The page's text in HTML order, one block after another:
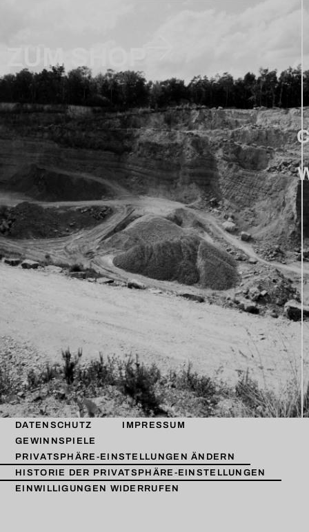
ZUM SHOP
DATENSCHUTZ
IMPRESSUM
GEWINNSPIELE
PRIVATSPHÄRE-EINSTELLUNGEN ÄNDERN
HISTORIE DER PRIVATSPHÄRE-EINSTELLUNGEN
EINWILLIGUNGEN WIDERRUFEN